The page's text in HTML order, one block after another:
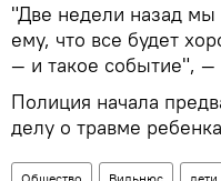
"Две недели назад
ему, что все будет
— и такое событие",
Полиция начала
делу о травме